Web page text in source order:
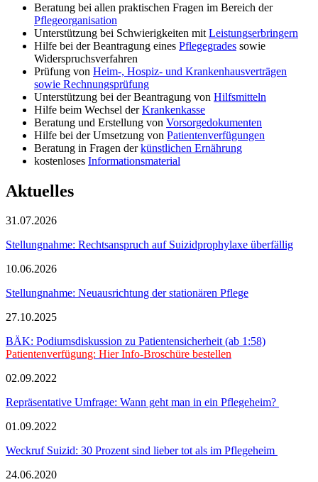
Beratung bei allen praktischen Fragen im Bereich der
Pflegeorganisation
Unterstützung bei Schwierigkeiten mit Leistungserbringern
Hilfe bei der Beantragung eines Pflegegrades sowie
Widerspruchsverfahren
Prüfung von Heim-, Hospiz- und Krankenhausverträgen
sowie Rechnungsprüfung
Unterstützung bei der Beantragung von Hilfsmitteln
Hilfe beim Wechsel derKrankenkasse
Beratung und Erstellung von Vorsorgedokumenten
Hilfe bei der Umsetzung von Patientenverfügungen
Beratung in Fragen derkünstlichen Ernährung
kostenloses Informationsmaterial
Aktuelles
31.07.2026
Stellungnahme: Rechtsanspruch auf Suizidprophylaxe überfällig
10.06.2026
Stellungnahme: Neuausrichtung der stationären Pflege
27.10.2025
BÄK: Podiumsdiskussion zu Patientensicherheit (ab 1:58)
Patientenverfügung: Hier Info-Broschüre bestellen
02.09.2022
Repräsentative Umfrage: Wann geht man in ein Pflegeheim?
01.09.2022
Weckruf Suizid: 30 Prozent sind lieber tot als im Pflegeheim
24.06.2020